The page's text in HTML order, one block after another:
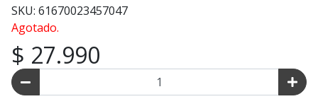
SKU: 61670023457047
Agotado.
$ 27.990